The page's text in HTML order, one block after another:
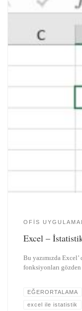
OFIS
Excel –
Bu yazımızda
fonksiyonları
EĞERORTALAMA
excel ile istatistik